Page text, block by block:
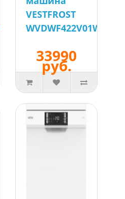
VESTFROST
WVDWF422V01W
33990
руб.